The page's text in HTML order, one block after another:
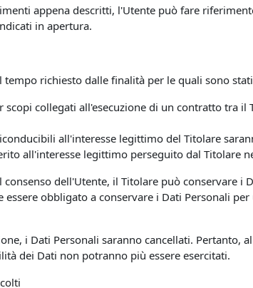
appena descritti, l'Utente può fare
in apertura.
richiesto dalle finalità per le quali sono
scopi collegati all'esecuzione di un contratto tra
all'interesse legittimo del Titolare
all'interesse legittimo perseguito dal Titolare
dell'Utente, il Titolare può conservare
obbligato a conservare i Dati Personali
i Dati Personali saranno cancellati. Pertanto,
dei Dati non potranno più essere esercitati.